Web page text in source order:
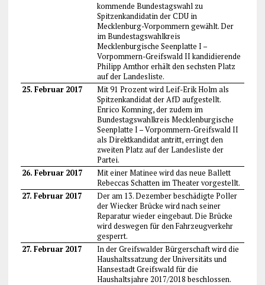
kommende Bundestagswahl zu
Spitzenkandidatin der CDU in
Mecklenburg-Vorpommern gewählt. Der
im Bundestagswahlkreis
Mecklenburgische Seenplatte I –
Vorpommern-Greifswald II kandidierende
Philipp Amthor erhält den sechsten Platz
auf der Landesliste.
25. Februar 2017
Mit 91 Prozent wird Leif-Erik Holm als
Spitzenkandidat der AfD aufgestellt.
Enrico Komning, der zudem im
Bundestagswahlkreis Mecklenburgische
Seenplatte I – Vorpommern-Greifswald II
als Direktkandidat antritt, erringt den
zweiten Platz auf der Landesliste der
Partei.
26. Februar 2017
Mit einer Matinee wird das neue Ballett
Rebeccas Schatten im Theater vorgestellt.
27. Februar 2017
Der am 13. Dezember beschädigte Poller
der Wiecker Brücke wird nach seiner
Reparatur wieder eingebaut. Die Brücke
wird deswegen für den Fahrzeugverkehr
gesperrt.
27. Februar 2017
In der Greifswalder Bürgerschaft wird die
Haushaltssatzung der Universitäts und
Hansestadt Greifswald für die
Haushaltsjahre 2017/2018 beschlossen.